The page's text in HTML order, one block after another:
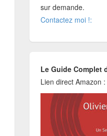
sur demande.
Contactez moi !:
Le Guide Complet
Lien direct Amazon :